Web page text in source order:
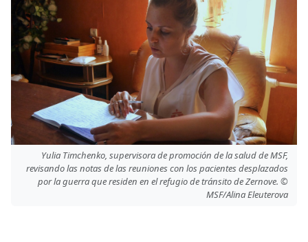
Yulia Timchenko, supervisora de promoción de la salud de MSF,
revisando las notas de las reuniones con los pacientes desplazados
por la guerra que residen en el refugio de tránsito de Zernove. ©
MSF/Alina Eleuterova